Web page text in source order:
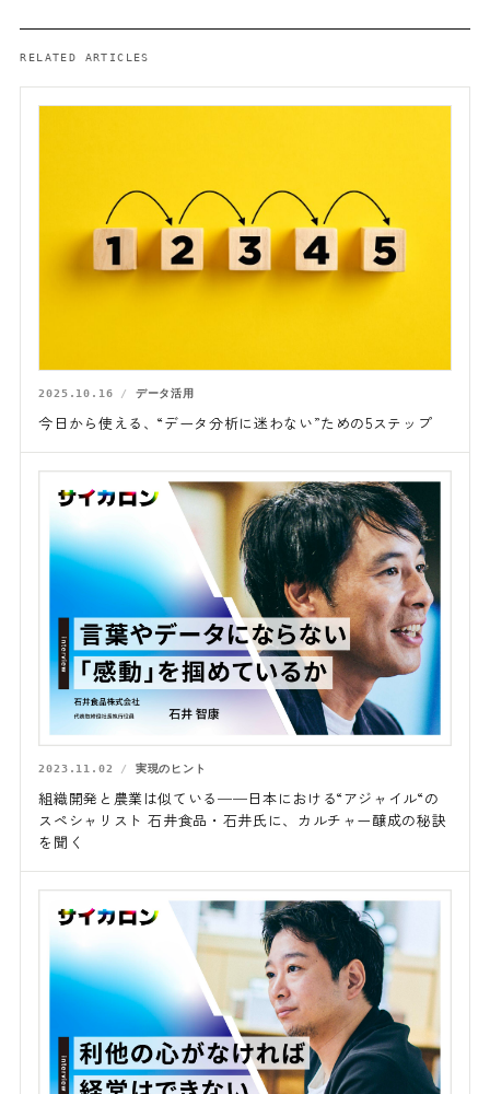
RELATED ARTICLES
2025.10.16 データ活用
今日から使える、“データ分析に迷わない”ための5ステップ
2023.11.02 実現のヒント
組織開発と農業は似ている──日本における“アジャイル“の
スペシャリスト 石井食品・石井氏に、カルチャー醸成の秘訣
を聞く